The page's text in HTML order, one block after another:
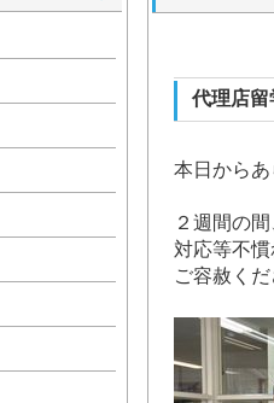
代理店
本日から
２週間の
対応等不
ご容赦くだ